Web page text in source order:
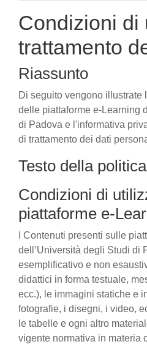
Condizioni di
trattamento
Riassunto
Di seguito vengono
delle piattaforme e-Learning
di Padova e l'informativa
di trattamento dei dati
Testo della politica
Condizioni di
piattaforme e-
I Contenuti presenti sulle
dell’Università degli Studi di
esemplificativo e non
didattici in forma testuale,
ecc.), le immagini statiche e
fotografie, i disegni, i video,
le tabelle e ogni altro
vigente normativa in materia